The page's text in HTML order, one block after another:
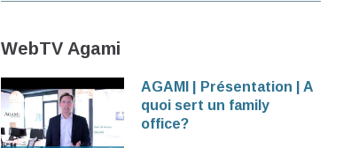
WebTV Agami
AGAMI | Présentation | A
quoi sert un family
office?